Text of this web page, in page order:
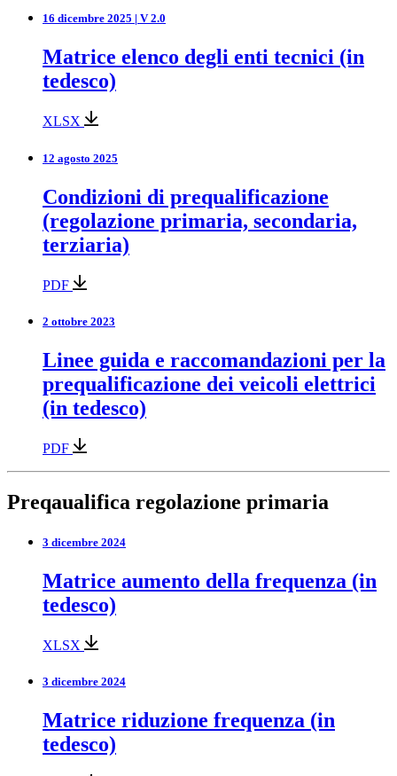
16 dicembre 2025 | V 2.0
Matrice elenco degli enti tecnici (in
tedesco)
XLSX
12 agosto 2025
Condizioni di prequalificazione
(regolazione primaria, secondaria,
terziaria)
PDF
2 ottobre 2023
Linee guida e raccomandazioni per la
prequalificazione dei veicoli elettrici
(in tedesco)
PDF
Preqaualifica regolazione primaria
3 dicembre 2024
Matrice aumento della frequenza (in
tedesco)
XLSX
3 dicembre 2024
Matrice riduzione frequenza (in
tedesco)